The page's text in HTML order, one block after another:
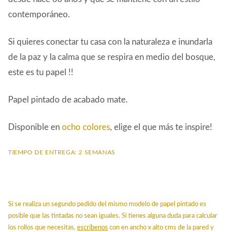
contemporáneo.
Si quieres conectar tu casa con la naturaleza e inundarla
de la paz y la calma que se respira en medio del bosque,
este es tu papel !!
Papel pintado de acabado mate.
Disponible en ocho colores, elige el que más te inspire!
TIEMPO DE ENTREGA: 2 SEMANAS
Si se realiza un segundo pedido del mismo modelo de papel pintado es
posible que las tintadas no sean iguales. Si tienes alguna duda para calcular
los rollos que necesitas, escríbenos con en ancho x alto cms de la pared y